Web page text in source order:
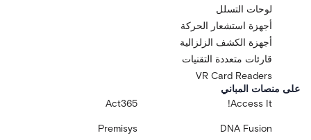
لوحات التسلل
أجهزة استشعار الحركة
أجهزة الكشف الزلزالية
قارئات متعددة التقنيات
VR Card Readers
على منصات المباني
Access It!
Act365
DNA Fusion
Premisys